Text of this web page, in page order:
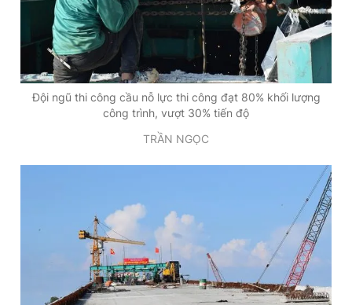
Đội ngũ thi công cầu nỗ lực thi công đạt 80% khối lượng
công trình, vượt 30% tiến độ
TRẦN NGỌC